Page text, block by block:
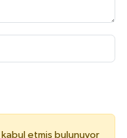
kabul etmiş bulunuyor